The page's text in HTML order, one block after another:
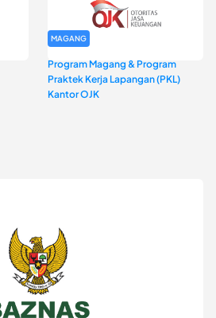
MAGANG
Program Magang & Program
Praktek Kerja Lapangan (PKL)
Kantor OJK